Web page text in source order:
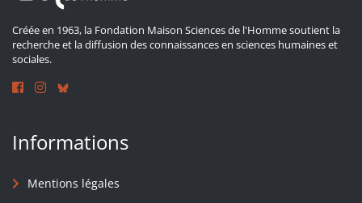
Créée en 1963, la Fondation Maison Sciences de l'Homme soutient la
recherche et la diffusion des connaissances en sciences humaines et
sociales.
Informations
Mentions légales